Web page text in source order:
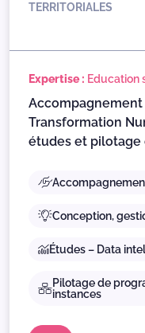
TERRITORIALES
Expertise : Education
Transformation
études et pilotage
Conception,
Études – Data
Pilotage de
instances